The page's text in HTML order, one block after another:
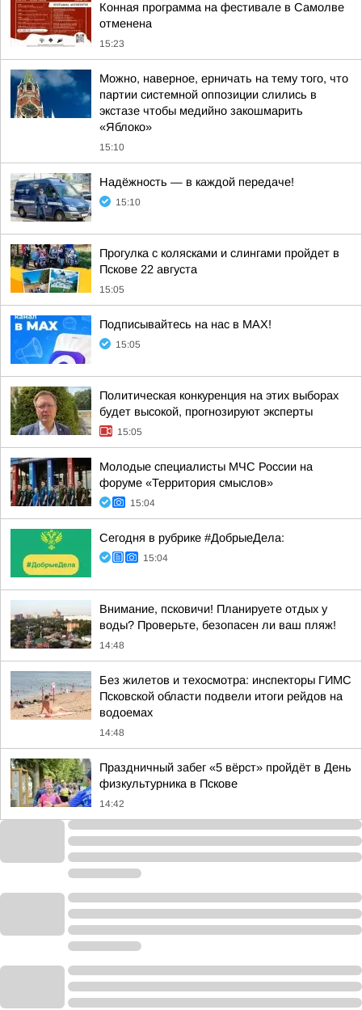
Конная программа на фестивале в Самолве
отменена
15:23
Можно, наверное, ерничать на тему того, что
партии системной оппозиции слились в
экстазе чтобы медийно закошмарить
«Яблоко»
15:10
Надёжность — в каждой передаче!
15:10
Прогулка с колясками и слингами пройдет в
Пскове 22 августа
15:05
Подписывайтесь на нас в MAX!
15:05
Политическая конкуренция на этих выборах
будет высокой, прогнозируют эксперты
15:05
Молодые специалисты МЧС России на
форуме «Территория смыслов»
15:04
Сегодня в рубрике #ДобрыеДела:
15:04
Внимание, псковичи! Планируете отдых у
воды? Проверьте, безопасен ли ваш пляж!
14:48
Без жилетов и техосмотра: инспекторы ГИМС
Псковской области подвели итоги рейдов на
водоемах
14:48
Праздничный забег «5 вёрст» пройдёт в День
физкультурника в Пскове
14:42